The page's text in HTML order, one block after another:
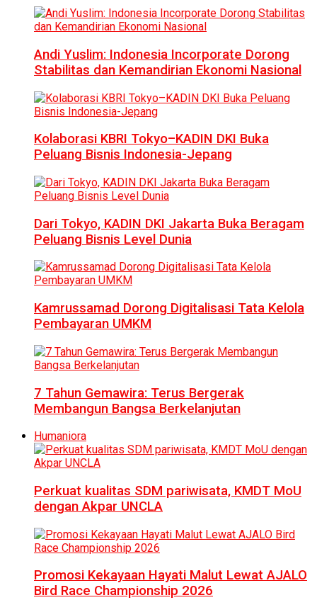
Andi Yuslim: Indonesia Incorporate Dorong
Stabilitas dan Kemandirian Ekonomi Nasional
Kolaborasi KBRI Tokyo–KADIN DKI Buka
Peluang Bisnis Indonesia-Jepang
Dari Tokyo, KADIN DKI Jakarta Buka Beragam
Peluang Bisnis Level Dunia
Kamrussamad Dorong Digitalisasi Tata Kelola
Pembayaran UMKM
7 Tahun Gemawira: Terus Bergerak
Membangun Bangsa Berkelanjutan
Humaniora
Perkuat kualitas SDM pariwisata, KMDT MoU
dengan Akpar UNCLA
Promosi Kekayaan Hayati Malut Lewat AJALO
Bird Race Championship 2026